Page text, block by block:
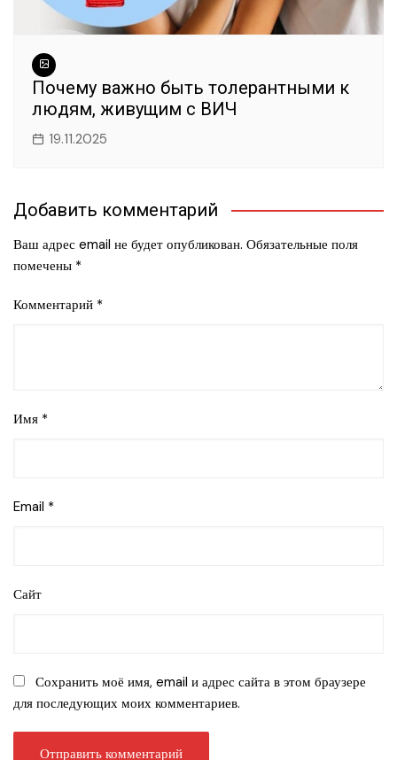
Почему важно быть толерантными к
людям, живущим с ВИЧ
19.11.2025
Добавить комментарий
Ваш адрес email не будет опубликован. Обязательные поля
помечены *
Комментарий *
Имя *
Email *
Сайт
Сохранить моё имя, email и адрес сайта в этом браузере
для последующих моих комментариев.